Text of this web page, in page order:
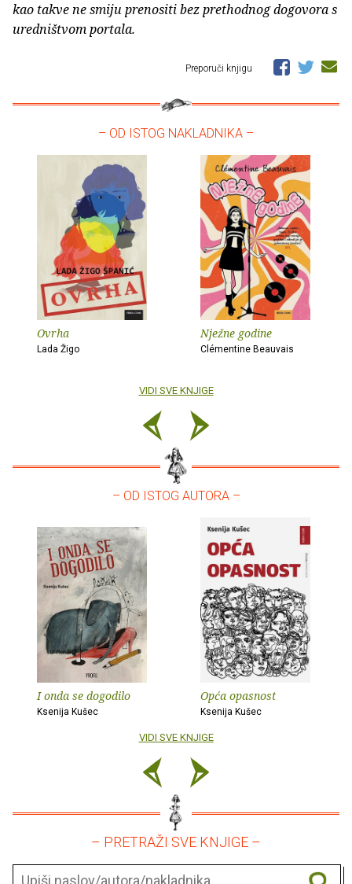
kao takve ne smiju prenositi bez prethodnog dogovora s
uredništvom portala.
Preporuči knjigu
– OD ISTOG NAKLADNIKA –
Ovrha
Lada Žigo
Nježne godine
Clémentine Beauvais
VIDI SVE KNJIGE
– OD ISTOG AUTORA –
I onda se dogodilo
Ksenija Kušec
Opća opasnost
Ksenija Kušec
VIDI SVE KNJIGE
– PRETRAŽI SVE KNJIGE –